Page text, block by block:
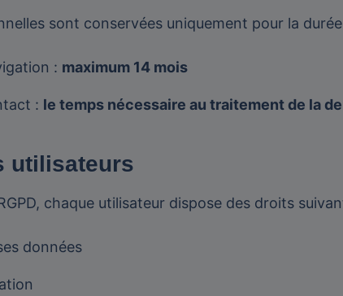
sont conservées uniquement pour la
: maximum 14 mois
: le temps nécessaire au traitement de la
utilisateurs
chaque utilisateur dispose des droits
données